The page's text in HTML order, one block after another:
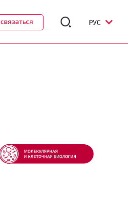
связаться РУС